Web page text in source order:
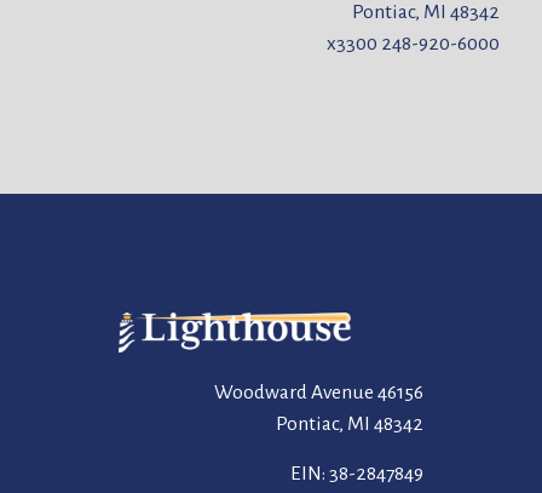
Pontiac, MI 48342
248-920-6000
x3300
46156 Woodward Avenue
Pontiac, MI 48342
EIN: 38-2847849